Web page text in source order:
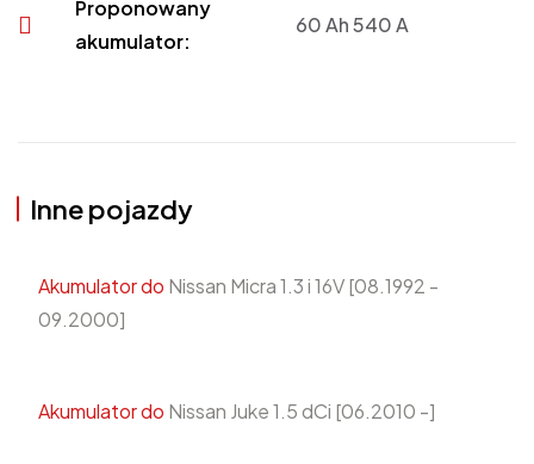
Proponowany
akumulator:
60 Ah 540 A
Inne pojazdy
Akumulator do Nissan Micra 1.3 i 16V [08.1992 -
09.2000]
Akumulator do Nissan Juke 1.5 dCi [06.2010 -]